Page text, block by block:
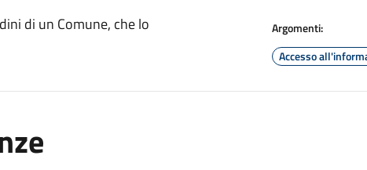
di un Comune, che lo
Argomenti:
Accesso